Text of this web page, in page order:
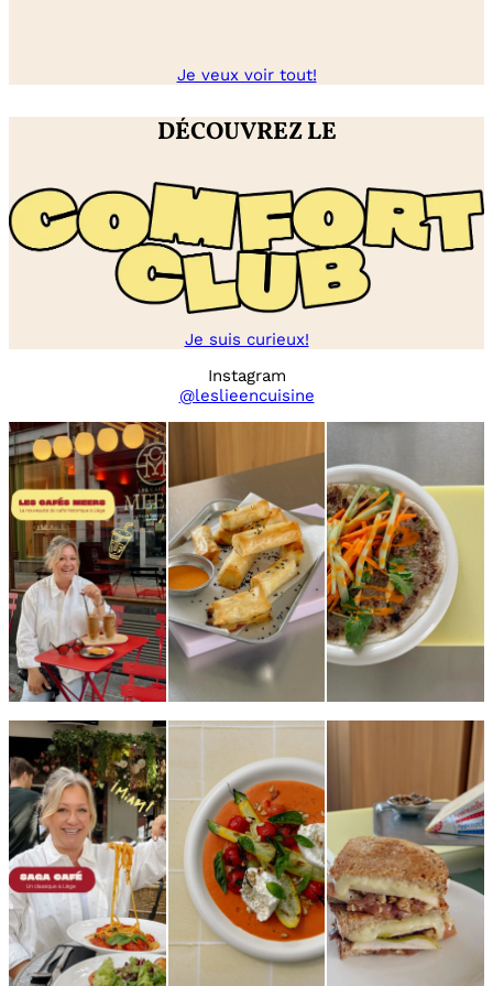
Je veux voir tout!
DÉCOUVREZ LE
Je suis curieux!
Instagram
@leslieencuisine